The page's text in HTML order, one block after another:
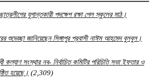
যুগান্তকারী পদক্ষেপ রক্ষা পেল স্কুলের মাঠ।
শুভেচ্ছা জানিয়েছেন সিঙ্গাপুর প্রবাসী নাঈম আহমেদ বুলবুল।
কল্যাণ সংস্থার নব- নির্বাচিত কমিটির পরিচিতি সভা ইফতার ও
হয়েছে। (2,309)